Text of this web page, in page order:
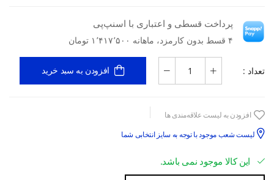
پرداخت قسطی و اعتباری با اسنپ‌پی
۴ قسط بدون کارمزد، ماهانه ۱٬۴۱۷٬۵۰۰ تومان
تعداد : افزودن به سبد خرید
افزودن به لیست علاقه‌مندی ها
لیست شعب موجود با توجه به سایز انتخابی شما
این کالا موجود نمی باشد.